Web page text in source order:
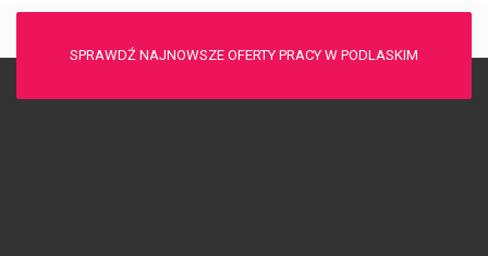
SPRAWDŹ NAJNOWSZE OFERTY PRACY W PODLASKIM